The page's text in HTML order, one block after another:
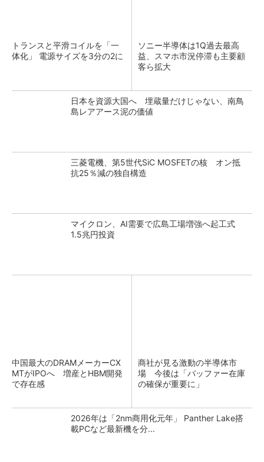
トランスと平滑コイルを「一
体化」 電源サイズを3分の2に
ソニー半導体は1Q過去最高
益、スマホ市況停滞も主要顧
客ら拡大
日本を資源大国へ 埋蔵量だけじゃない、南鳥
島レアアース泥の価値
三菱電機、第5世代SiC MOSFETの核 オン抵
抗25％減の独自構造
マイクロン、AI需要で広島工場増強へ起工式
1.5兆円投資
中国最大のDRAMメーカーCX
MTがIPOへ 増産とHBM開発
で存在感
商社が見る激動の半導体市
場 今後は「バッファー在庫
の確保が重要に」
2026年は「2nm商用化元年」 Panther Lake搭
載PCなど最新機を分...